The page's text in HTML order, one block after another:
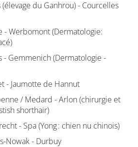
du Ganhrou) - Courcelles
- Werbomont (Dermatologie:
- Gemmenich (Dermatologie -
- Jaumotte de Hannut
/ Medard - Arlon (chirurgie et
shorthair)
- Spa (Yong : chien nu chinois)
Nowak - Durbuy